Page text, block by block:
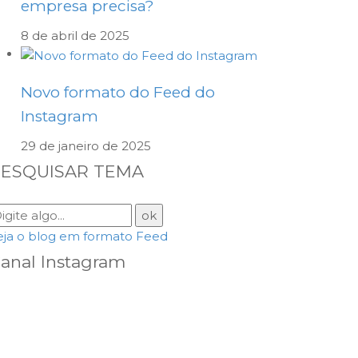
empresa precisa?
8 de abril de 2025
Novo formato do Feed do
Instagram
29 de janeiro de 2025
TEMA
o blog em formato Feed
Instagram